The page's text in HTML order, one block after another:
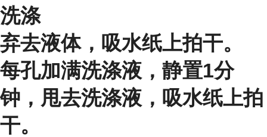
洗涤
弃去液体，吸水纸上拍干。
每孔加满洗涤液，静置1分
钟，甩去洗涤液，吸水纸上拍
干。